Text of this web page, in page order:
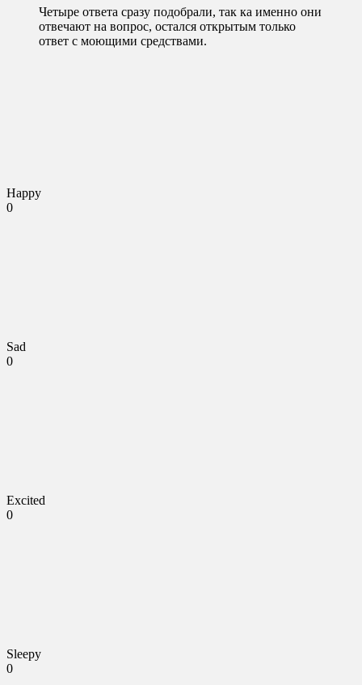
Четыре ответа сразу подобрали, так ка именно они
отвечают на вопрос, остался открытым только
ответ с моющими средствами.
Happy
0
Sad
0
Excited
0
Sleepy
0